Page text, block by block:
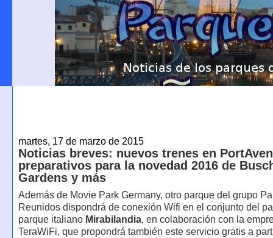
martes, 17 de marzo de 2015
Noticias breves: nuevos trenes en
preparativos para la novedad 2016 de
Gardens y más
Además de Movie Park Germany, otro parque del grupo
Reunidos dispondrá de conexión Wifi en el conjunto del
parque italiano Mirabilandia, en colaboración con la
TeraWiFi, que propondrá también este servicio gratis a